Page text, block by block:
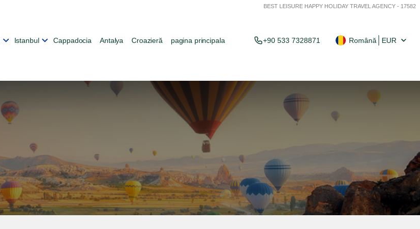
BEST LEISURE HAPPY HOLIDAY TRAVEL AGENCY - 17582
Istanbul Cappadocia Antalya Croazieră pagina principala +90 533 7328871 Română EUR